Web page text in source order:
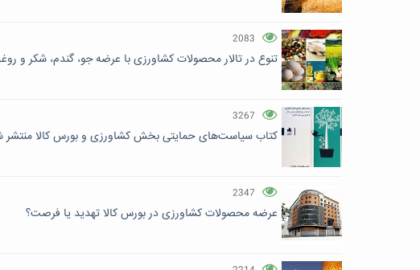
2083
تنوع در تالار محصولات کشاورزی با عرضه جو، گندم، شکر و
3267
کتاب سیاست‌های حمایتی بخش کشاورزی و بورس کالا منتشر
2347
عرضه محصولات کشاورزی در بورس کالا تهدید یا فرصت؟